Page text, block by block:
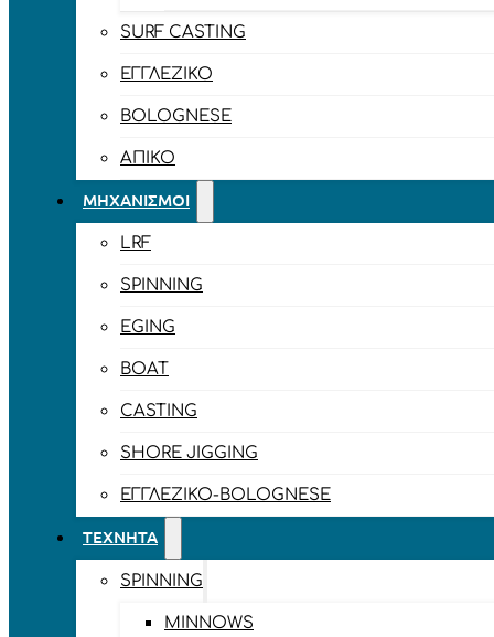
SURF CASTING
ΕΓΓΛΈΖΙΚΟ
BOLOGNESE
ΑΠΊΚΟ
ΜΗΧΑΝΙΣΜΟΊ
LRF
SPINNING
EGING
BOAT
CASTING
SHORE JIGGING
ΕΓΓΛΈΖΙΚΟ-BOLOGNESE
ΤΕΧΝΗΤΆ
SPINNING
MINNOWS